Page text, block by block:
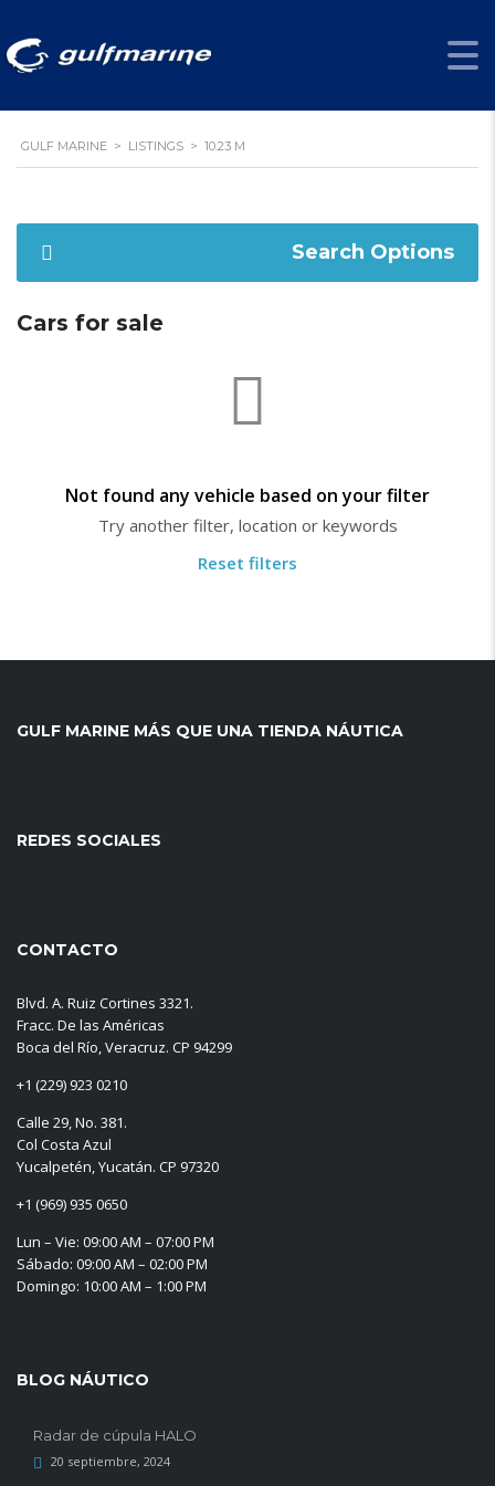
10.23 M
GULF MARINE > LISTINGS > 10.23 M
Search Options
Cars for sale
Not found any vehicle based on your filter
Try another filter, location or keywords
Reset filters
GULF MARINE MÁS QUE UNA TIENDA NÁUTICA
REDES SOCIALES
CONTACTO
Blvd. A. Ruiz Cortines 3321.
Fracc. De las Américas
Boca del Río, Veracruz. CP 94299
+1 (229) 923 0210
Calle 29, No. 381.
Col Costa Azul
Yucalpetén, Yucatán. CP 97320
+1 (969) 935 0650
Lun – Vie: 09:00 AM – 07:00 PM
Sábado: 09:00 AM – 02:00 PM
Domingo: 10:00 AM – 1:00 PM
BLOG NÁUTICO
Radar de cúpula HALO
20 septiembre, 2024